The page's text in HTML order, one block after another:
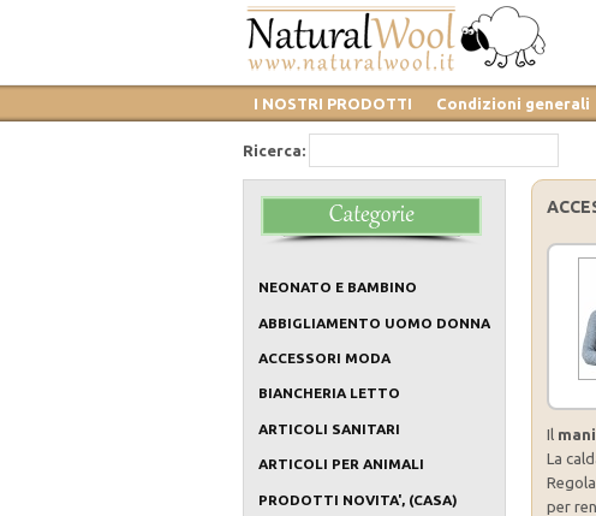
I NOSTRI PRODOTTI Condizioni generali
Ricerca:
NEONATO E BAMBINO
ABBIGLIAMENTO UOMO DONNA
ACCESSORI MODA
BIANCHERIA LETTO
ARTICOLI SANITARI
ARTICOLI PER ANIMALI
PRODOTTI NOVITA', (CASA)
Il
La
per